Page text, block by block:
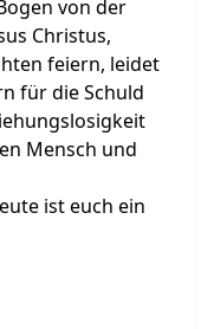
von der
Christus,
feiern, leidet
für die Schuld
Mensch und
ist euch ein